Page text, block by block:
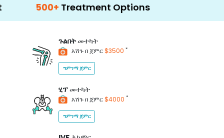
Treatment Options
ጉልበትመተካት
እሽጉ በ ጀምር$3500 *
ግምገማ ጀምር
ሂፕመተካት
እሽጉ በ ጀምር$4000 *
ግምገማ ጀምር